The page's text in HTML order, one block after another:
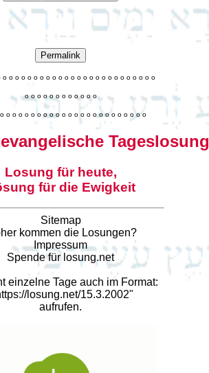
Permalink
o o o o o o o o o o o o o o o o o o o o o o o o o
o o o o o o o o o o o o
o o o o o o o o o o o o o o o o o o o o o o o o
Tageslosung
Losung für heute,
für die Ewigkeit
Sitemap
kommen die Losungen?
Impressum
Spende für losung.net
einzelne Tage auch im Format:
losung.net/15.3.2002"
aufrufen.